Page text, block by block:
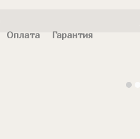
Оплата Гарантия